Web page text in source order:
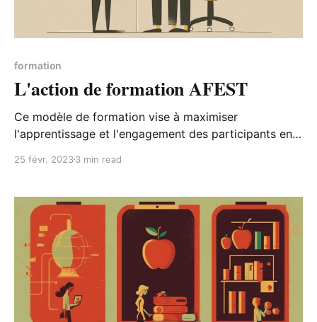
formation
L'action de formation AFEST
Ce modèle de formation vise à maximiser
l'apprentissage et l'engagement des participants en
stratégies d'enseignement pour aider les apprenants
25 févr. 20233 min read